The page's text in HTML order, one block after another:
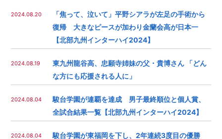
2024.08.20
「焦って、泣いて」平野シアラが左足の手術から
復帰 大きなピースが加わり金蘭会高が日本一
【北部九州インターハイ2024】
2024.08.19
東九州龍谷高、忠願寺姉妹の父・貴博さん 「どん
な方にも応援される人に」
2024.08.04
駿台学園が連覇を達成 男子最終順位と個人賞、
全試合結果一覧【北部九州インターハイ2024】
2024.08.04 駿台学園が東福岡を下し、2年連続3度目の優勝